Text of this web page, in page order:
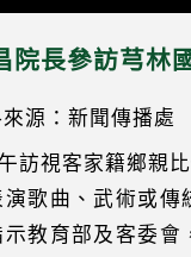
院長參訪芎林
源：新聞傳播處
訪視客家籍鄉親
歌曲、武術或
教育部及客委